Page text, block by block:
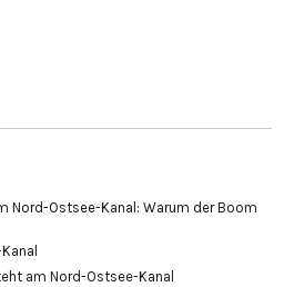
Nord-Ostsee-Kanal: Warum der Boom
am Nord-Ostsee-Kanal